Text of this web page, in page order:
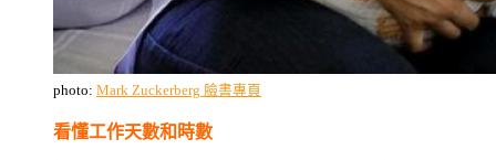
photo: Mark Zuckerberg 臉書專頁
看懂工作天數和時數